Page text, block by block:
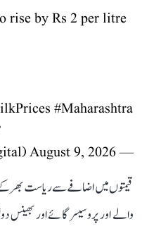
rise by Rs 2 per litre
#Maharashtra
— ANI Digital (@ani_digital)
August 9, 2026
قیمتوں میں اضافے سے ریاست بھر
والے اور پروسیسر گائے اور